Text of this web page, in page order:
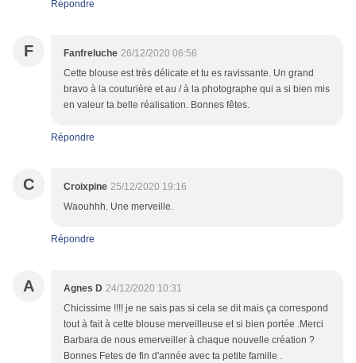
Répondre
F Fanfreluche 26/12/2020 06:56
Cette blouse est très délicate et tu es ravissante. Un grand
bravo à la couturière et au / à la photographe qui a si bien mis
en valeur ta belle réalisation. Bonnes fêtes.
Répondre
C Croixpine 25/12/2020 19:16
Waouhhh. Une merveille.
Répondre
A Agnes D 24/12/2020 10:31
Chicissime !!!! je ne sais pas si cela se dit mais ça correspond
tout à fait à cette blouse merveilleuse et si bien portée .Merci
Barbara de nous emerveiller à chaque nouvelle création ?
Bonnes Fetes de fin d'année avec ta petite famille .